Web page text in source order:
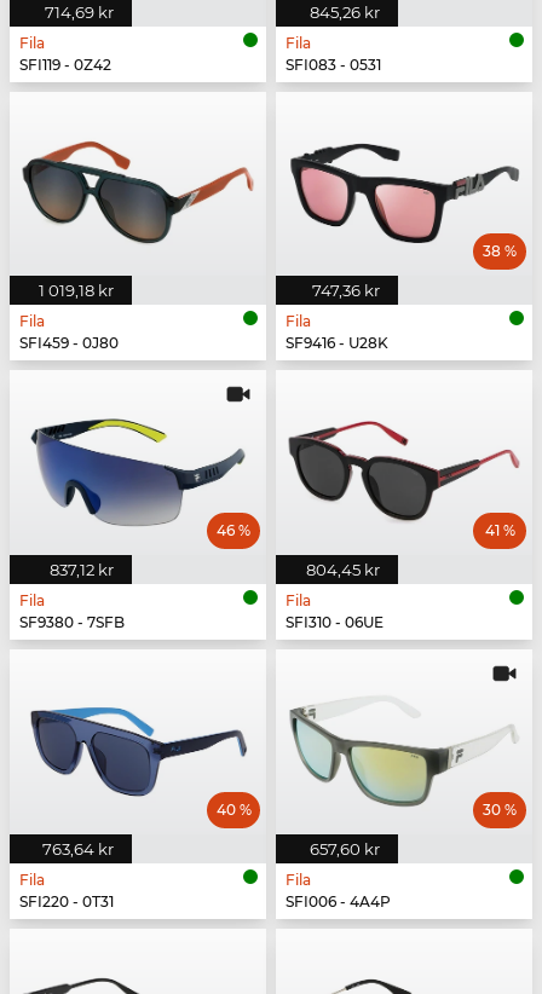
714,69 kr
Fila
SFI119 - 0Z42
845,26 kr
Fila
SFI083 - 0531
1 019,18 kr
Fila
SFI459 - 0J80
747,36 kr
38 %
Fila
SF9416 - U28K
837,12 kr
46 %
Fila
SF9380 - 7SFB
804,45 kr
41 %
Fila
SFI310 - 06UE
763,64 kr
40 %
Fila
SFI220 - 0T31
657,60 kr
30 %
Fila
SFI006 - 4A4P